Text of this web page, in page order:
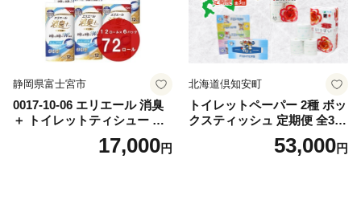
静岡県富士宮市
0017-10-06 エリエール 消臭
＋ トイレットティシュー し
っかり香るフレッシュクリア
の香り ダブル 12ロール×6パ
17,000円
北海道倶知安町
トイレットペーパー 2種 ボッ
クスティッシュ 定期便 全3
回 日本製 まとめ買い 防災
常備品 日用雑貨 消耗品 生活
53,000円